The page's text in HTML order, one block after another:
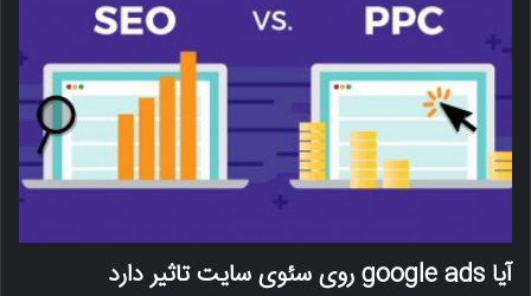
آیا google ads روی سئوی سایت تاثیر دارد